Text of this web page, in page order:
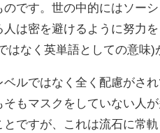
です。世の中的にはソー
人は密を避けるように努力
はなく英単語としての意味)
ベルではなく全く配慮がさ
もマスクをしていない人
ですが、これは流石に常